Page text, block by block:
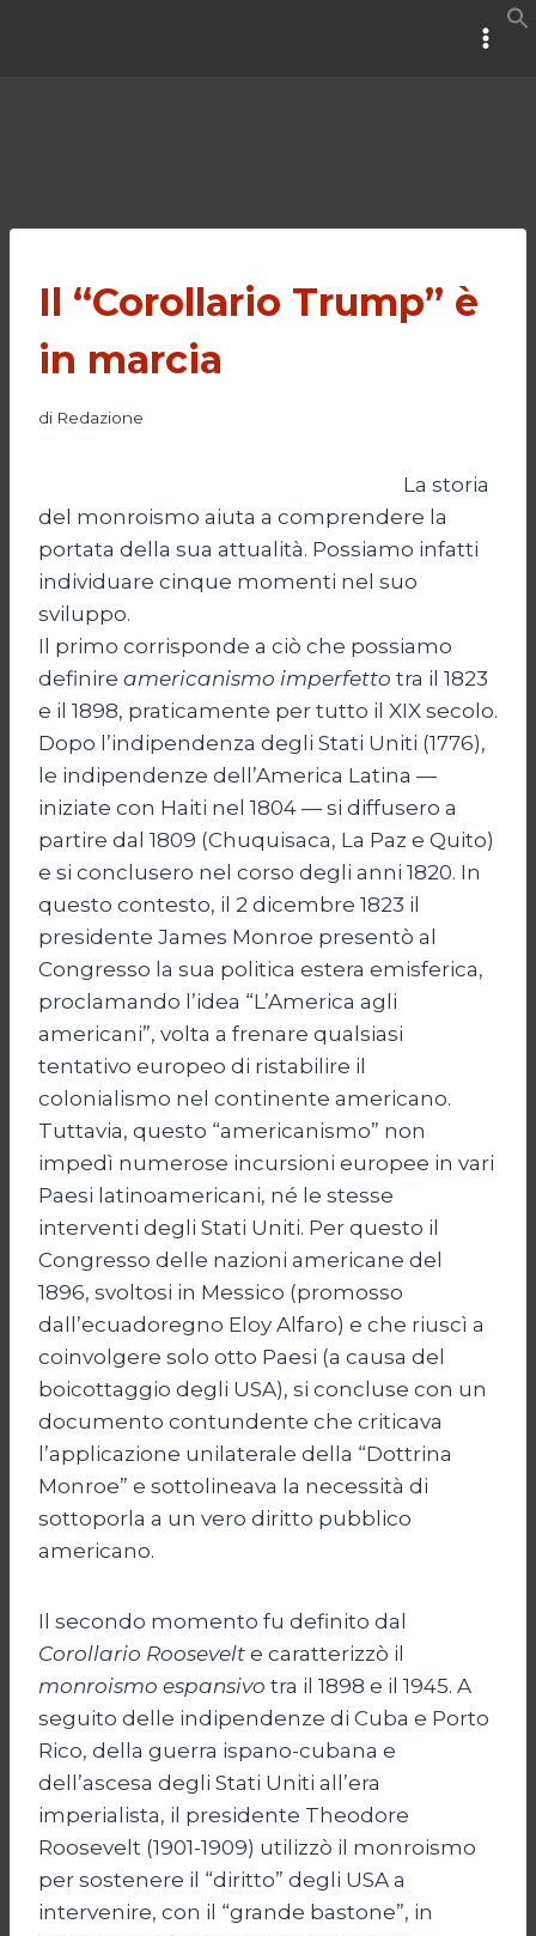
Il “Corollario Trump” è
in marcia
di Redazione
La storia
del monroismo aiuta a comprendere la
portata della sua attualità. Possiamo infatti
individuare cinque momenti nel suo
sviluppo.
Il primo corrisponde a ciò che possiamo
definire americanismo imperfetto tra il 1823
e il 1898, praticamente per tutto il XIX secolo.
Dopo l’indipendenza degli Stati Uniti (1776),
le indipendenze dell’America Latina —
iniziate con Haiti nel 1804 — si diffusero a
partire dal 1809 (Chuquisaca, La Paz e Quito)
e si conclusero nel corso degli anni 1820. In
questo contesto, il 2 dicembre 1823 il
presidente James Monroe presentò al
Congresso la sua politica estera emisferica,
proclamando l’idea “L’America agli
americani”, volta a frenare qualsiasi
tentativo europeo di ristabilire il
colonialismo nel continente americano.
Tuttavia, questo “americanismo” non
impedì numerose incursioni europee in vari
Paesi latinoamericani, né le stesse
interventi degli Stati Uniti. Per questo il
Congresso delle nazioni americane del
1896, svoltosi in Messico (promosso
dall’ecuadoregno Eloy Alfaro) e che riuscì a
coinvolgere solo otto Paesi (a causa del
boicottaggio degli USA), si concluse con un
documento contundente che criticava
l’applicazione unilaterale della “Dottrina
Monroe” e sottolineava la necessità di
sottoporla a un vero diritto pubblico
americano.
Il secondo momento fu definito dal
Corollario Roosevelt e caratterizzò il
monroismo espansivo tra il 1898 e il 1945. A
seguito delle indipendenze di Cuba e Porto
Rico, della guerra ispano-cubana e
dell’ascesa degli Stati Uniti all’era
imperialista, il presidente Theodore
Roosevelt (1901-1909) utilizzò il monroismo
per sostenere il “diritto” degli USA a
intervenire, con il “grande bastone”, in